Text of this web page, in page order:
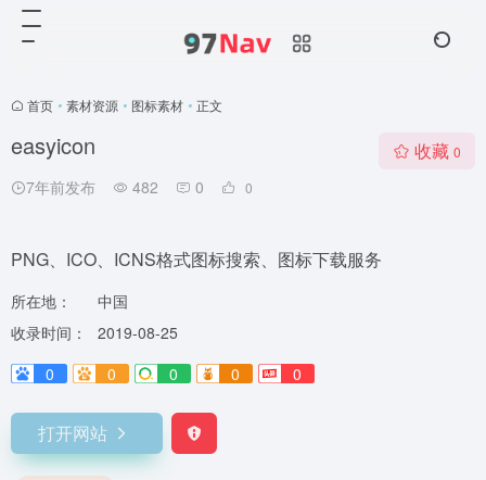
首页 • 素材资源 • 图标素材 • 正文
easyicon
7年前发布 482 0 0
收藏 0
PNG、ICO、ICNS格式图标搜索、图标下载服务
所在地：
中国
收录时间：
2019-08-25
0
0 0 0 0
打开网站